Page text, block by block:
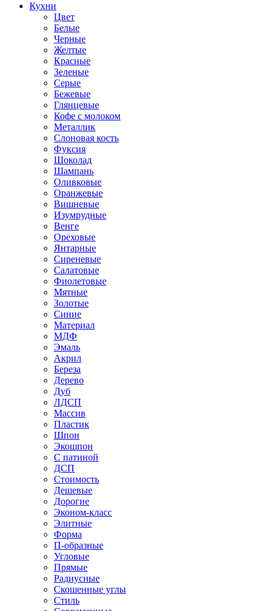
Кухни
Цвет
Белые
Черные
Желтые
Красные
Зеленые
Серые
Бежевые
Глянцевые
Кофе с молоком
Металлик
Слоновая кость
Фуксия
Шоколад
Шампань
Оливковые
Оранжевые
Вишневые
Изумрудные
Венге
Ореховые
Янтарные
Сиреневые
Салатовые
Фиолетовые
Мятные
Золотые
Синие
Материал
МДФ
Эмаль
Акрил
Береза
Дерево
Дуб
ЛДСП
Массив
Пластик
Шпон
Экошпон
С патиной
ДСП
Стоимость
Дешевые
Дорогие
Эконом-класс
Элитные
Форма
П-образные
Угловые
Прямые
Радиусные
Скошенные углы
Стиль